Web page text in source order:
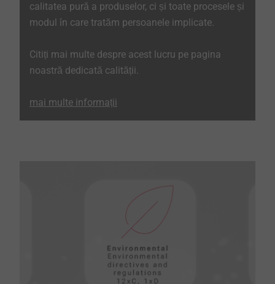
calitatea pură a produselor, ci și toate procesele și
modul în care tratăm persoanele implicate.
Citiți mai multe despre acest lucru pe pagina
noastră dedicată calității.
mai multe informații